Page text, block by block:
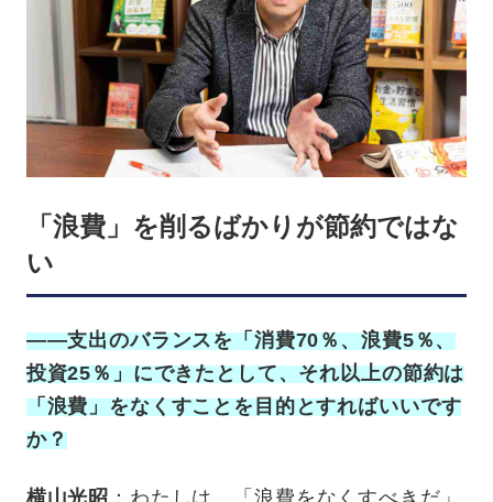
「浪費」を削るばかりが節約ではな
い
——支出のバランスを「消費70％、浪費5％、
投資25％」にできたとして、それ以上の節約は
「浪費」をなくすことを目的とすればいいです
か？